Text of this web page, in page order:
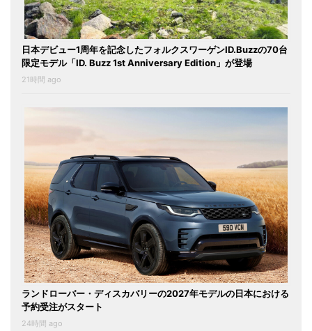
日本デビュー1周年を記念したフォルクスワーゲンID.Buzzの70台
限定モデル「ID. Buzz 1st Anniversary Edition」が登場
21時間 ago
ランドローバー・ディスカバリーの2027年モデルの日本における
予約受注がスタート
24時間 ago